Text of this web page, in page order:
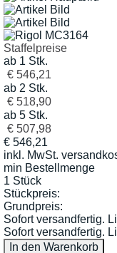
Staffelpreise
ab 1 Stk.
€ 546,21
ab 2 Stk.
€ 518,90
ab 5 Stk.
€ 507,98
€ 546,21
inkl. MwSt.
min Bestellmenge
1 Stück
Stückpreis:
Grundpreis:
Sofort versandfertig.
Sofort versandfertig.